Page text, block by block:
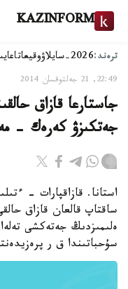
KAZINFORM
ترەند:2026-سايلاۋ وقيعا
22:49, 21 جەلتوقسان 2014
جاستارعا قازاق
جەتكىزۋ كەرەك -
استانا. قازاقپارات -
ساقتاپ قالعان قازاق
ەلىمىزدىڭ جەتەكشى
سۇحباتىندا ق ر